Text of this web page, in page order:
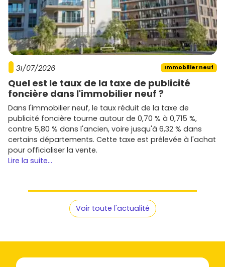
31/07/2026 Immobilier neuf
Quel est le taux de la taxe de publicité
foncière dans l'immobilier neuf ?
Dans l'immobilier neuf, le taux réduit de la taxe de
publicité foncière tourne autour de 0,70 % à 0,715 %,
contre 5,80 % dans l'ancien, voire jusqu'à 6,32 % dans
certains départements. Cette taxe est prélevée à l'achat
pour officialiser la vente.
Lire la suite...
Voir toute l'actualité